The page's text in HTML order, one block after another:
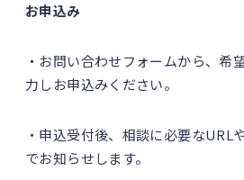
お申込み
・お問い合わせフォームから、希
力しお申込みください。
・申込受付後、相談に必要なURL
でお知らせします。